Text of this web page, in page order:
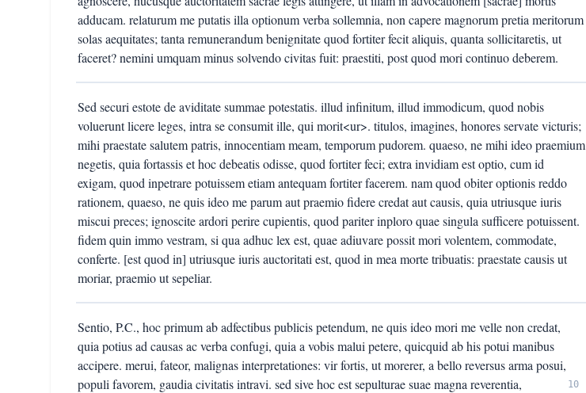
adducam. relaturum me putatis illa optionum verba sollemnia, non capere magnorum pretia meritorum
solas aequitates; tanta remunerandum benignitate quod fortiter fecit aliquis, quanta sollicitaretis, ut
faceret? nemini umquam minus solvendo civitas fuit: praestiti, post quod mori continuo deberem.
Sed securi estote de aviditate summae potestatis. illud infinitum, illud immodicum, quod nobis
voluerunt licere leges, intra se consumit ille, qui morit<ur>. titulos, imagines, honores servate victuris;
mihi praestate salutem patris, innocentiam meam, temporum pudorem. quaeso, ne mihi ideo praemium
negetis, quia fortassis et hoc debeatis odisse, quod fortiter feci; extra invidiam est optio, cum id
exigam, quod inpetrare potuissem etiam antequam fortiter facerem. nam quod obiter optionis reddo
rationem, quaeso, ne quis ideo me parum aut praemio fidere credat aut causis, quia utriusque iuris
miscui preces; ignoscite ardori perire cupientis, quod pariter inploro quae singula sufficere potuissent.
fidem quin immo vestram, si qua adhuc lex est, quae adiuvare possit mori volentem, commodate,
conferte. [est quod in] utriusque iuris auctoritati est, quod in mea morte tribuatis: praestate causis ut
moriar, praemio ut sepeliar.
Sentio, P.C., hoc primum ab adfectibus publicis petendum, ne quis ideo mori me velle non credat,
quia potius ad causas ac verba confugi, quia a vobis malui petere, quicquid ab his potui manibus
accipere. merui, fateor, malignas interpretationes: vir fortis, ut morerer, a bello reversus arma posui,
populi favorem, gaudia civitatis intravi. sed sive hoc est sepulturae suae magna reverentia,
10